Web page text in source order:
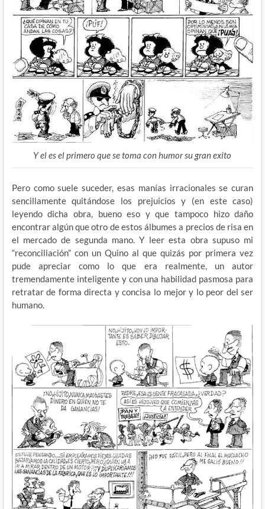
Y el es el primero que se toma con humor su gran exito
Pero como suele suceder, esas manías irracionales se curan
sencillamente quitándose los prejuicios y (en este caso)
leyendo dicha obra, bueno eso y que tampoco hizo daño
encontrar algún que otro de estos álbumes a precios de risa en
el mercado de segunda mano. Y leer esta obra supuso mi
“reconciliación” con un Quino al que quizás por primera vez
pude apreciar como lo que era realmente, un autor
tremendamente inteligente y con una habilidad pasmosa para
retratar de forma directa y concisa lo mejor y lo peor del ser
humano.